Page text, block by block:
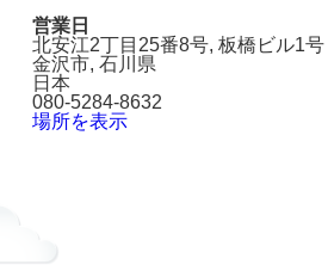
営業日
北安江2丁目25番8号 板橋ビル1号
金沢市, 石川県
日本
080-5284-8632
場所を表示